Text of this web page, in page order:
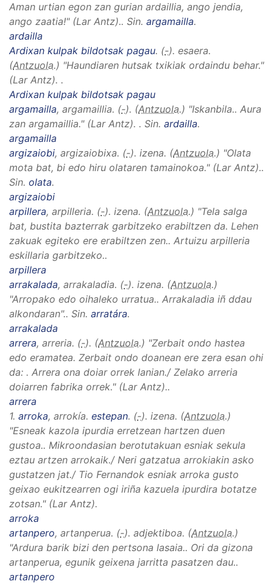
Aman urtian egon zan gurian ardaillia, ango jendia,
ango zaatia!"(Lar Antz).. Sin. argamailla.
ardailla
Ardixan kulpak bildotsak pagau. (-). esaera.
(Antzuola.) "Haundiaren hutsak txikiak ordaindu behar."
(Lar Antz). .
Ardixan kulpak bildotsak pagau
argamailla, argamaillia. (-). (Antzuola.) "Iskanbila.. Aura
zan argamaillia." (Lar Antz). . Sin. ardailla.
argamailla
argizaiobi, argizaiobixa. (-). izena. (Antzuola.) "Olata
mota bat, bi edo hiru olataren tamainokoa." (Lar Antz)..
Sin. olata.
argizaiobi
arpillera, arpilleria. (-). izena. (Antzuola.) "Tela salga
bat, bustita bazterrak garbitzeko erabiltzen da. Lehen
zakuak egiteko ere erabiltzen zen.. Artuizu arpilleria
eskillaria garbitzeko..
arpillera
arrakalada, arrakaladia. (-). izena. (Antzuola.)
"Arropako edo oihaleko urratua.. Arrakaladia iñ ddau
alkondaran".. Sin. arratára.
arrakalada
arrera, arreria. (-). (Antzuola.) "Zerbait ondo hastea
edo eramatea. Zerbait ondo doanean ere zera esan ohi
da: . Arrera ona doiar orrek lanian./ Zelako arreria
doiarren fabrika orrek." (Lar Antz)..
arrera
1. arroka, arrokía. estepan. (-). izena. (Antzuola.)
"Esneak kazola ipurdia erretzean hartzen duen
gustoa.. Mikroondasian berotutakuan esniak sekula
eztau artzen arrokaik./ Neri gatzatua arrokiakin asko
gustatzen jat./ Tio Fernandok esniak arroka gusto
geixao eukitzearren ogi iriña kazuela ipurdira botatze
zotsan." (Lar Antz).
arroka
artanpero, artanperua. (-). adjektiboa. (Antzuola.)
"Ardura barik bizi den pertsona lasaia.. Ori da gizona
artanperua, egunik geixena jarritta pasatzen dau..
artanpero